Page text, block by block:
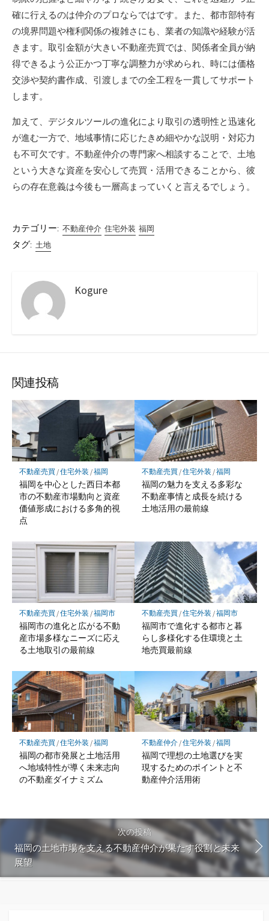
確に行えるのは仲介のプロならではです。また、都市部特有
の境界問題や権利関係の複雑さにも、業者の知識や経験が活
きます。取引金額が大きい不動産売買では、関係者全員が納
得できるよう公正かつ丁寧な調整力が求められ、時には価格
交渉や契約書作成、引渡しまでの全工程を一貫してサポート
します。
加えて、デジタルツールの進化により取引の透明性と迅速化
が進む一方で、地域事情に応じたきめ細やかな説明・対応力
も不可欠です。不動産仲介の専門家へ相談することで、土地
という大きな資産を安心して売買・活用できることから、彼
らの存在意義は今後も一層高まっていくと言えるでしょう。
カテゴリー: 不動産仲介 住宅外装 福岡
タグ: 土地
Kogure
関連投稿
不動産売買 /住宅外装 /福岡
福岡を中心とした西日本都
市の不動産市場動向と資産
価値形成における多角的視
点
不動産売買 /住宅外装 /福岡
福岡の魅力を支える多彩な
不動産事情と成長を続ける
土地活用の最前線
不動産売買 /住宅外装 /福岡市
福岡市の進化と広がる不動
産市場多様なニーズに応え
る土地取引の最前線
不動産売買 /住宅外装 /福岡市
福岡市で進化する都市と暮
らし多様化する住環境と土
地売買最前線
不動産売買 /住宅外装 /福岡
福岡の都市発展と土地活用
へ地域特性が導く未来志向
の不動産ダイナミズム
不動産仲介/住宅外装 /福岡
福岡で理想の土地選びを実
現するためのポイントと不
動産仲介活用術
次の投稿
福岡の土地市場を支える不動産仲介が果たす役割と未来
展望